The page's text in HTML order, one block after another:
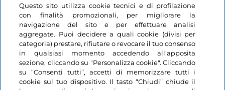
Questo sito utilizza cookie tecnici e di profilazione
con finalità promozionali, per migliorare la
navigazione del sito e per effettuare analisi
aggregate. Puoi decidere a quali cookie (divisi per
categoria) prestare, rifiutare o revocare il tuo consenso
in qualsiasi momento accedendo all'apposita
sezione, cliccando su "Personalizza cookie". Cliccando
su “Consenti tutti”, accetti di memorizzare tutti i
cookie sul tuo dispositivo. Il tasto “Chiudi” chiude il